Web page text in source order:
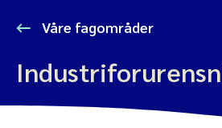
Våre fagområder